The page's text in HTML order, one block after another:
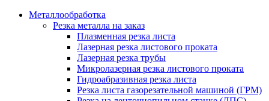
Металлообработка
Резка металла на заказ
Плазменная резка листа
Лазерная резка листового проката
Лазерная резка трубы
Микролазерная резка листового проката
Гидроабразивная резка листа
Резка листа газорезательной машиной (ГРМ)